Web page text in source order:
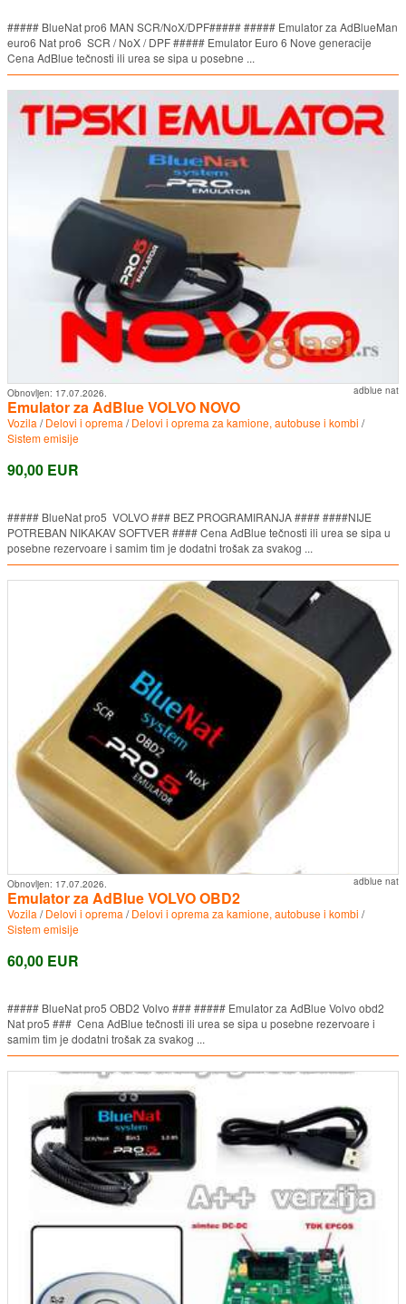
##### BlueNat pro6 MAN SCR/NoX/DPF##### ##### Emulator za AdBlueMan
euro6 Nat pro6 SCR / NoX / DPF ##### Emulator Euro 6 Nove generacije
Cena AdBlue tečnosti ili urea se sipa u posebne ...
adblue nat
Obnovljen: 17.07.2026.
Emulator za AdBlue VOLVO NOVO
Vozila /Delovi i oprema /Delovi i oprema za kamione, autobuse i kombi /
Sistem emisije
90,00 EUR
##### BlueNat pro5 VOLVO ### BEZ PROGRAMIRANJA #### ####NIJE
POTREBAN NIKAKAV SOFTVER #### Cena AdBlue tečnosti ili urea se sipa u
posebne rezervoare i samim tim je dodatni trošak za svakog ...
adblue nat
Obnovljen: 17.07.2026.
Emulator za AdBlue VOLVO OBD2
Vozila /Delovi i oprema /Delovi i oprema za kamione, autobuse i kombi /
Sistem emisije
60,00 EUR
##### BlueNat pro5 OBD2 Volvo ### ##### Emulator za AdBlue Volvo obd2
Nat pro5 ### Cena AdBlue tečnosti ili urea se sipa u posebne rezervoare i
samim tim je dodatni trošak za svakog ...